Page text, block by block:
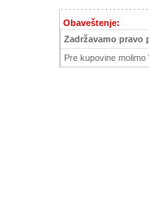
Obaveštenje:
Zadržavamo pravo
Pre kupovine